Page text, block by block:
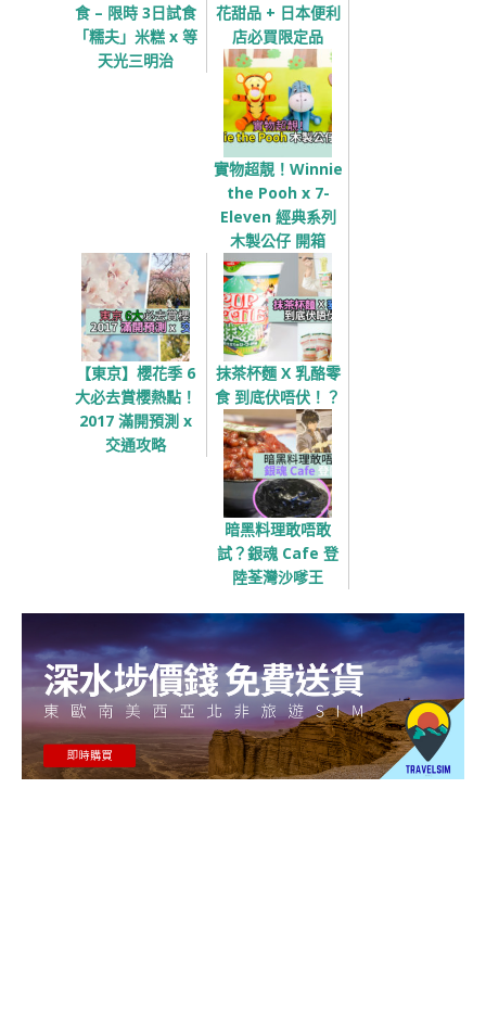
食 – 限時 3日試食
「糯夫」米糕 x 等
天光三明治
花甜品 + 日本便利
店必買限定品
實物超靚！Winnie
the Pooh x 7-
Eleven 經典系列
木製公仔 開箱
【東京】櫻花季 6
大必去賞櫻熱點！
2017 滿開預測 x
交通攻略
抹茶杯麵 X 乳酪零
食 到底伏唔伏！？
暗黑料理敢唔敢
試？銀魂 Cafe 登
陸荃灣沙嗲王